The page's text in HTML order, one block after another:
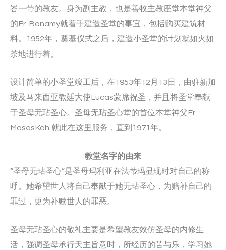
峇一带的教友。身为副主教，也是善牧主教座堂本堂神父
的Fr. Bonamy就着手建造圣堂的事宜，包括购买建筑材
料。1952年，奠基仪式之后，建造小圣堂的计划就如火如
荼地进行着。
设计简单的小圣堂竣工后，在1953年12月13日，由驻新加
坡及马来西亚教廷大使Lucas蒙席祝圣，并且将圣堂奉献
于圣母无玷圣心。圣母无玷圣心堂的首位本堂神父Fr
MosesKoh 就此在这里服务，直到1971年。
教堂名字的由来
“圣母无玷圣心”是圣母玛利亚在法蒂玛显现时对自己的称
呼。她希望世人将自己奉献于她无玷圣心，为赔补自己的
罪过，更为补赎世人的罪恶。
圣母无玷圣心的敬礼主要是希望教友效仿圣母的内修生
活，强调圣母承行天主旨意时，所经历的苦与乐，学习她